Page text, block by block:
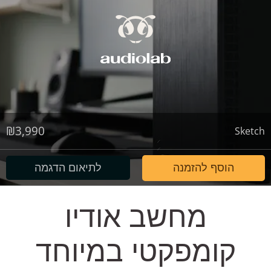
Sketch
₪3,990
הוסף להזמנה לתיאום הדגמה
מחשב אודיו
קומפקטי במיוחד